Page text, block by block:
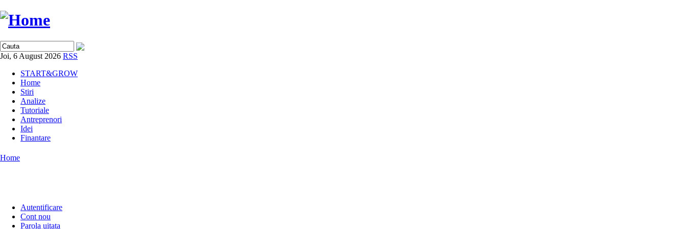
Joi, 6 August 2026 RSS
START&GROW
Home
Stiri
Analize
Tutoriale
Antreprenori
Idei
Finantare
Home
Autentificare
Cont nou
Parola uitata